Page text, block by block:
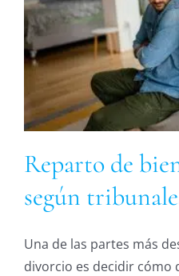
Reparto de
según
Una de las partes más
divorcio es decidir cómo